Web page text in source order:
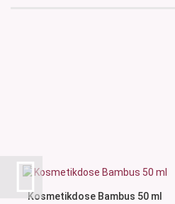
Kosmetikdose Bambus 50 ml